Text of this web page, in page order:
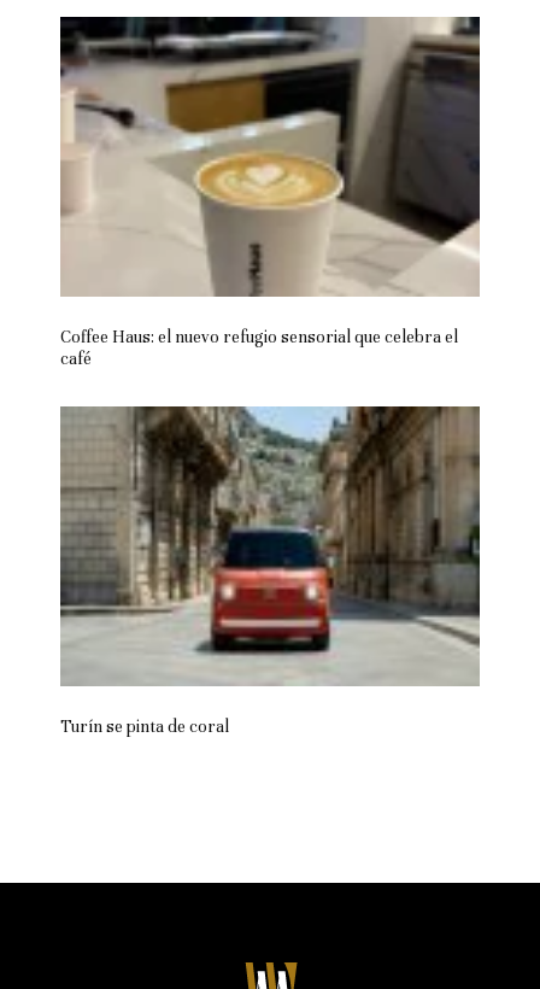
Coffee Haus: el nuevo refugio sensorial que celebra el
café
Turín se pinta de coral